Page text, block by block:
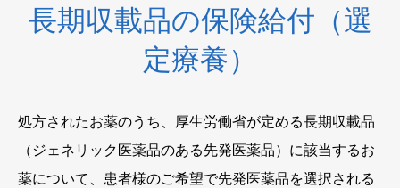
長期収載品の保険給付（選
定療養）
処方されたお薬のうち、厚生労働省が定める長期収載品
（ジェネリック医薬品のある先発医薬品）に該当するお
薬について、患者様のご希望で先発医薬品を選択される